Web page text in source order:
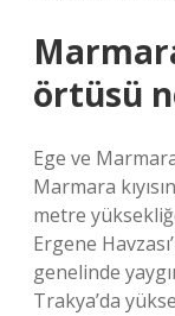
örtüsü
Ege ve
Marmara
metre
Ergene
genelinde
Trakya’da